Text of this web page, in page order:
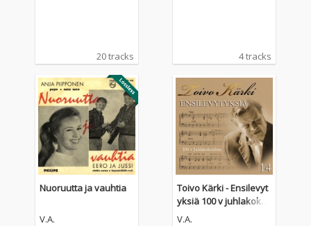
20 tracks 4 tracks
Nuoruutta ja vauhtia
V.A.
Toivo Kärki - Ensilevyt
yksiä 100 v juhlakoko
elma 14
V.A.